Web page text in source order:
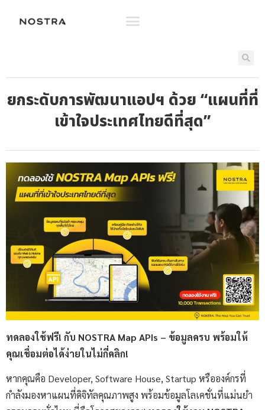
ยกระดับการพัฒนาแอปฯ ด้วย “แผนที่ที่
เข้าใจประเทศไทยดีที่สุด”
ทดลองใช้ฟรี! กับ NOSTRA Map APIs – ข้อมูลครบ พร้อมให้
คุณเชื่อมต่อได้ง่ายในไม่กี่คลิก!
หากคุณคือ Developer, Software House, Startup หรือองค์กรที่
กำลังมองหาแผนที่ดิจิทัลคุณภาพสูง พร้อมข้อมูลโลเคชั่นที่แม่นยำ